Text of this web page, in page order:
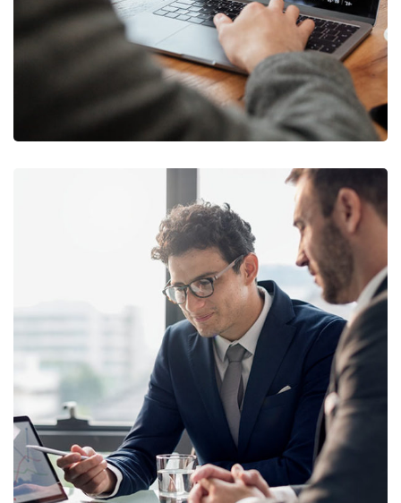
MARKETING/STRATEGY
Retirement Plan
STRATEGY